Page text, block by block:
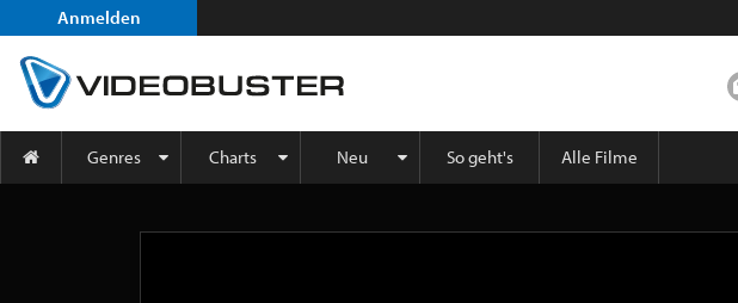
Anmelden
Genres Charts Neu So geht's Alle Filme